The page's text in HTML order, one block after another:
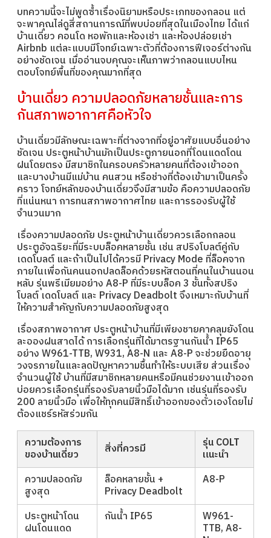
บทความนี้จะไม่พูดซ้ำเรื่องนิยามหรือประเภทของกลอน แต่
จะพาคุณไล่ดูสี่สถานการณ์ที่พบบ่อยที่สุดในเมืองไทย ได้แก่
บ้านเดี่ยว คอนโด หอพักและห้องเช่า และห้องปล่อยเช่า
Airbnb แต่ละแบบมีโจทย์เฉพาะตัวที่ต้องการฟีเจอร์ต่างกัน
อย่างชัดเจน เมื่ออ่านจบคุณจะเห็นภาพว่ากลอนแบบไหน
ตอบโจทย์พื้นที่ของคุณมากที่สุด
บ้านเดี่ยว ความปลอดภัยหลายชั้นและการ
กันสภาพอากาศคือหัวใจ
บ้านเดี่ยวมีลักษณะเฉพาะที่ต่างจากที่อยู่อาศัยแบบอื่นอย่าง
ชัดเจน ประตูหน้าบ้านมักเป็นประตูภายนอกที่โดนแดดโดน
ฝนโดยตรง มีสมาชิกในครอบครัวหลายคนที่ต้องเข้าออก
และบางบ้านมีแม่บ้าน คนสวน หรือช่างที่ต้องเข้ามาเป็นครั้ง
คราว โจทย์หลักของบ้านเดี่ยวจึงมีสามข้อ คือความปลอดภัย
ที่แน่นหนา การทนสภาพอากาศไทย และการรองรับผู้ใช้
จำนวนมาก
เรื่องความปลอดภัย ประตูหน้าบ้านเดี่ยวควรเลือกกลอน
ประตูอัจฉริยะที่มีระบบล็อคหลายชั้น เช่น สปริงโบลต์คู่กับ
เดดโบลต์ และถ้าเป็นไปได้ควรมี Privacy Mode ที่ล็อคจาก
ภายในเพื่อกันคนนอกปลดล็อคด้วยรหัสตอนที่คนในบ้านนอน
หลับ รุ่นพรีเมียมอย่าง A8-P ที่มีระบบล็อค 3 ชั้นทั้งสปริง
โบลต์ เดดโบลต์ และ Privacy Deadbolt จึงเหมาะกับบ้านที่
ให้ความสำคัญกับความปลอดภัยสูงสุด
เรื่องสภาพอากาศ ประตูหน้าบ้านที่มีเพียงชายคาคลุมยังโดน
ละอองฝนสาดได้ การเลือกรุ่นที่ได้มาตรฐานกันน้ำ IP65
อย่าง W961-TTB, W931, A8-N และ A8-P จะช่วยยืดอายุ
วงจรภายในและลดปัญหาความชื้นทำให้ระบบเสีย ส่วนเรื่อง
จำนวนผู้ใช้ บ้านที่มีสมาชิกหลายคนหรือมีคนช่วยงานเข้าออก
บ่อยควรเลือกรุ่นที่รองรับลายนิ้วมือได้มาก เช่นรุ่นที่รองรับ
200 ลายนิ้วมือ เพื่อให้ทุกคนมีสิทธิ์เข้าออกของตัวเองโดยไม่
ต้องแชร์รหัสร่วมกัน
ความต้องการ
ของบ้านเดี่ยว สิ่งที่ควรมี รุ่น COLT
แนะนำ
ความปลอดภัย
สูงสุด
ล็อคหลายชั้น +
Privacy Deadbolt
A8-P
ประตูหน้าโดน
ฝนโดนแดด
กันน้ำ IP65 W961-
TTB, A8-